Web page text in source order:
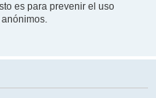
es para prevenir el uso